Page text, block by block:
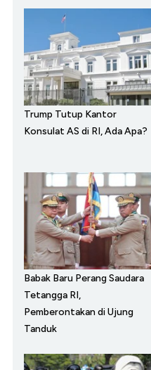
Trump Tutup Kantor
Konsulat AS di RI, Ada Apa?
Babak Baru Perang Saudara
Tetangga RI,
Pemberontakan di Ujung
Tanduk